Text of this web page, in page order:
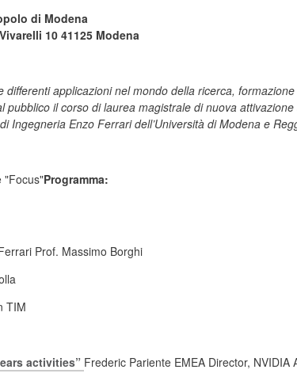
di Modena
10 41125 Modena
differenti applicazioni nel mondo della ricerca,
il corso di laurea magistrale di nuova attivazione
Ingegneria Enzo Ferrari dell’Università di Modena e
"Focus"Programma:
Prof. Massimo Borghi
TIM
activities” Frederic Pariente EMEA Director, NVIDIA